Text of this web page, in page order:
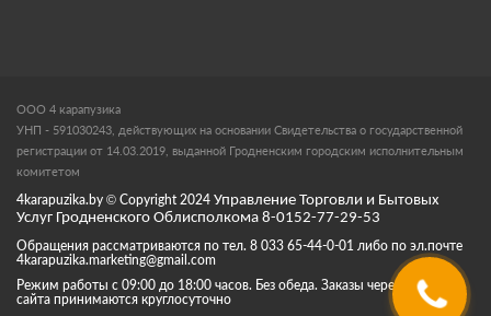
ООО 4 карапузика
УНП - 591030243, действующих на основании Свидетельства о государственной
регистрации от 14.03.2019, выданной Гродненским городским исполнительным
комитетом
4karapuzika.by © Copyright 2024 Управление Торговли и Бытовых
Услуг Гродненского Облисполкома 8-0152-77-29-53
Обращения рассматриваются по тел. 8 033 65-44-0-01 либо по эл.почте
4karapuzika.marketing@gmail.com
Режим работы с 09:00 до 18:00 часов. Без обеда. Заказы через корзину
сайта принимаются круглосуточно